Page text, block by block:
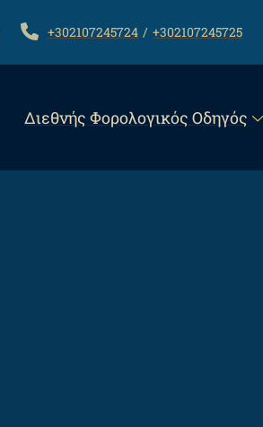
TELEPHONE
+302107245724 +302107245725
Διεθνής Φορολογικός Οδηγός